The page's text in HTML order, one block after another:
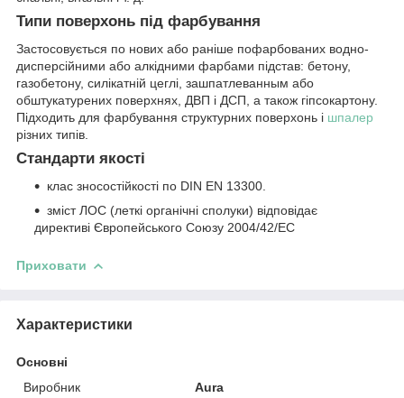
Типи поверхонь під фарбування
Застосовується по нових або раніше пофарбованих водно-
дисперсійними або алкідними фарбами підстав: бетону,
газобетону, силікатній цеглі, зашпатлеванным або
обштукатурених поверхнях, ДВП і ДСП, а також гіпсокартону.
Підходить для фарбування структурних поверхонь і шпалер
різних типів.
Стандарти якості
клас зносостійкості по DIN EN 13300.
зміст ЛОС (леткі органічні сполуки) відповідає
директиві Європейського Союзу 2004/42/EC
Приховати
Характеристики
Основні
Виробник
Aura